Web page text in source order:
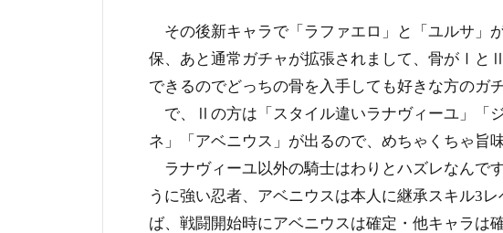
その後新キャラで「ラファエロ」と「ユルサ」
保、あと通常ガチャが拡張されまして、骨がⅠと
できるのでどっちの骨を入手しても好きな方のガ
で、Ⅱの方は「スタイル違いラナヴィーユ」「
ネ」「アベニウス」が出るので、めちゃくちゃ旨
ラナヴィーユ以外の騎士はわりとハズレなんで
うに強い忍者、アベニウスは本人に継承スキル3
ば、戦闘開始時にアベニウスは確定・他キャラは